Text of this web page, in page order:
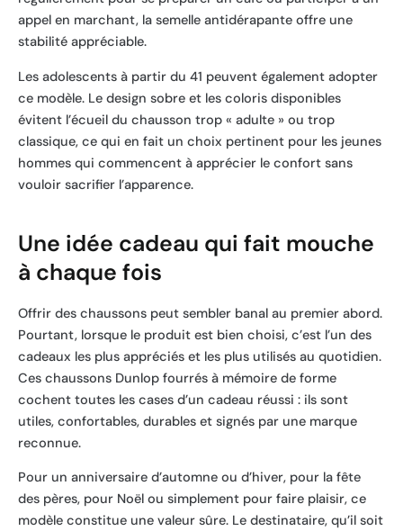
appel en marchant, la semelle antidérapante offre une
stabilité appréciable.
Les adolescents à partir du 41 peuvent également adopter
ce modèle. Le design sobre et les coloris disponibles
évitent l’écueil du chausson trop « adulte » ou trop
classique, ce qui en fait un choix pertinent pour les jeunes
hommes qui commencent à apprécier le confort sans
vouloir sacrifier l’apparence.
Une idée cadeau qui fait mouche
à chaque fois
Offrir des chaussons peut sembler banal au premier abord.
Pourtant, lorsque le produit est bien choisi, c’est l’un des
cadeaux les plus appréciés et les plus utilisés au quotidien.
Ces chaussons Dunlop fourrés à mémoire de forme
cochent toutes les cases d’un cadeau réussi : ils sont
utiles, confortables, durables et signés par une marque
reconnue.
Pour un anniversaire d’automne ou d’hiver, pour la fête
des pères, pour Noël ou simplement pour faire plaisir, ce
modèle constitue une valeur sûre. Le destinataire, qu’il soit